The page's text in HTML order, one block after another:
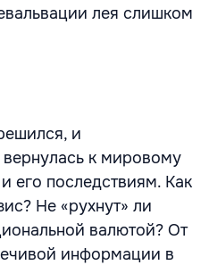
лея слишком
и
к мировому
его последствиям. Как
Не «рухнут» ли
валютой? От
информации в